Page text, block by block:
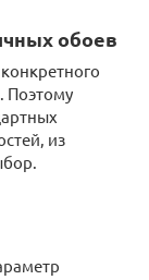
обоев
Поэтому
из